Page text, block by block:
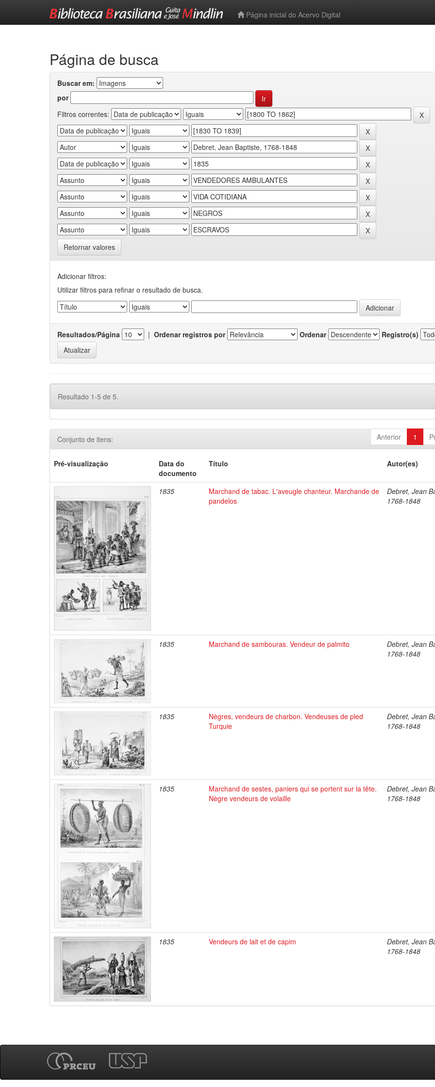
Página inicial do Acervo Digital
Página de busca
Buscar em:
por
Filtros correntes:
Retornar valores
Adicionar filtros:
Utilizar filtros para refinar o resultado de busca.
Resultados/Página | Ordenar registros por Ordenar Registro(s)
Resultado 1-5 de 5.
Anterior 1
Conjunto de itens:
Pré-visualização
Data do
documento
Título Autor(es)
1835
Marchand de tabac. L'aveugle chanteur. Marchande de
pandelos
Debret, Jean
1768-1848
1835 Marchand de sambouras. Vendeur de palmito
Debret, Jean
1768-1848
1835
Nègres, vendeurs de charbon. Vendeuses de pled
Turquie
Debret, Jean
1768-1848
1835
Marchand de sestes, paniers qui se portent sur la tête.
Nègre vendeurs de volaille
Debret, Jean
1768-1848
1835 Vendeurs de lait et de capim
Debret, Jean
1768-1848